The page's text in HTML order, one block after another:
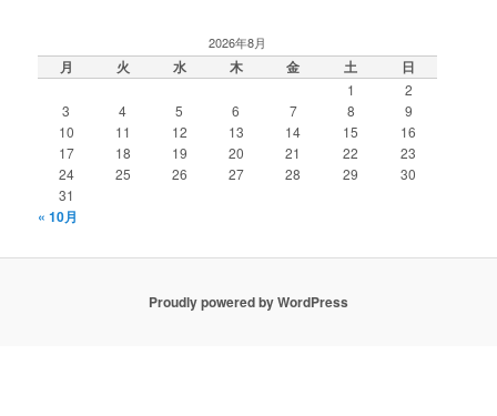
2026年8月
月 火 水 木 金 土 日
1
2
3
4 5 6 7 8
9
10
11 12 13 14 15
16
17
18 19 20 21 22
23
24
25 26 27 28 29
30
31
« 10月
Proudly powered by WordPress